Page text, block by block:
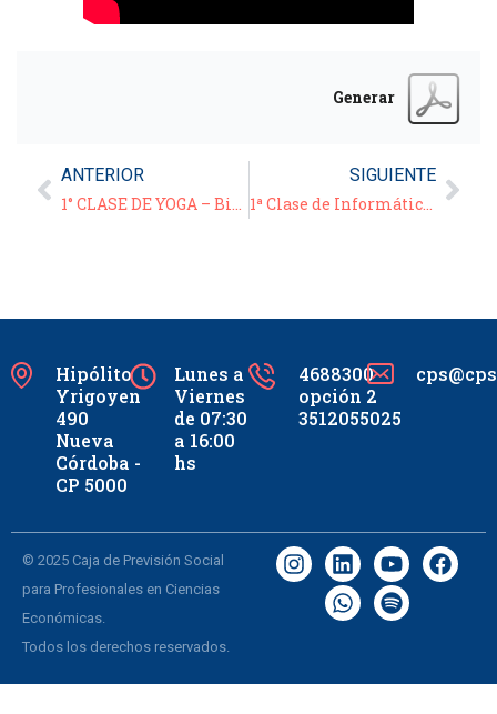
Generar
ANTERIOR
1° CLASE DE YOGA – Bienvenidos – 23/02/21
SIGUIENTE
1ª Clase de Informática – Video Tutorial – “Teclas, botones y funciones de un Smart Phone” –
Hipólito
Yrigoyen
490
Nueva
Córdoba -
CP 5000
Lunes a
Viernes
de 07:30
a 16:00
hs
4688300
opción 2
3512055025
© 2025 Caja de Previsión Social
para Profesionales en Ciencias
Económicas.
Todos los derechos reservados.